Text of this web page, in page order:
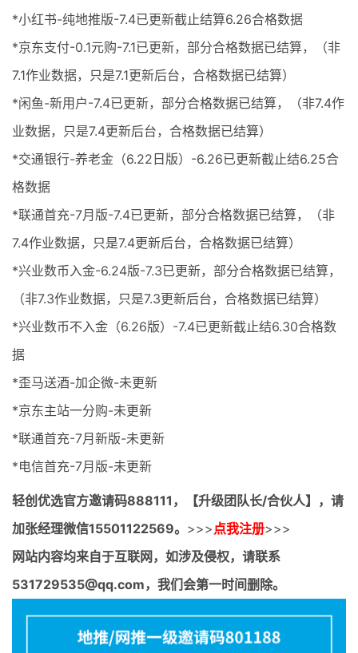
*小红书-纯地推版-7.4已更新截止结算6.26合格数据
*京东支付-0.1元购-7.1已更新，部分合格数据已结算，（非
7.1作业数据，只是7.1更新后台，合格数据已结算）
*闲鱼-新用户-7.4已更新，部分合格数据已结算，（非7.4作
业数据，只是7.4更新后台，合格数据已结算）
*交通银行-养老金（6.22日版）-6.26已更新截止结6.25合
格数据
*联通首充-7月版-7.4已更新，部分合格数据已结算，（非
7.4作业数据，只是7.4更新后台，合格数据已结算）
*兴业数币入金-6.24版-7.3已更新，部分合格数据已结算，
（非7.3作业数据，只是7.3更新后台，合格数据已结算）
*兴业数币不入金（6.26版）-7.4已更新截止结6.30合格数
据
*歪马送酒-加企微-未更新
*京东主站一分购-未更新
*联通首充-7月新版-未更新
*电信首充-7月版-未更新
轻创优选官方邀请码888111，【升级团队长/合伙人】，请
加张经理微信15501122569。 >>> 点我注册>>>
网站内容均来自于互联网，如涉及侵权，请联系
531729535@qq.com，我们会第一时间删除。